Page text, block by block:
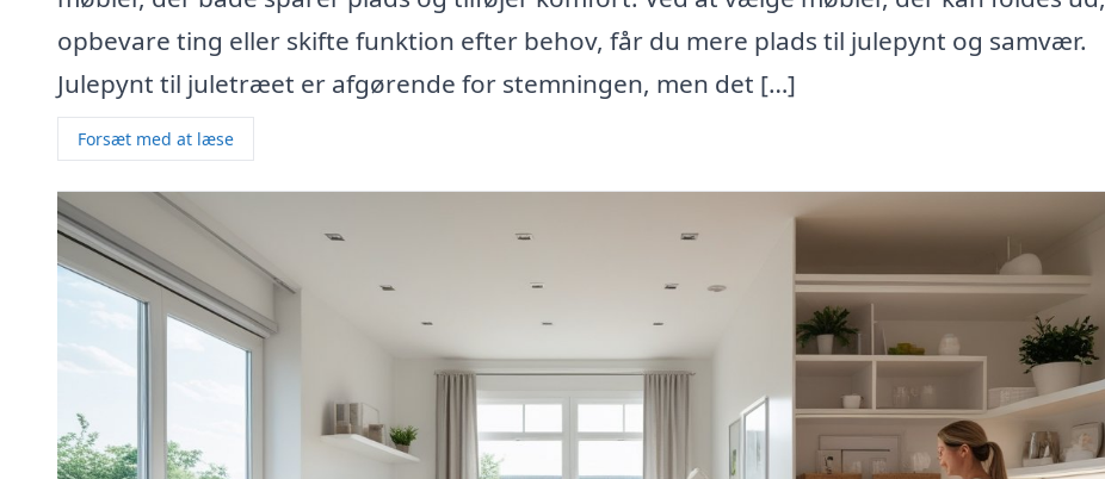
opbevare ting eller skifte funktion efter behov, får du mere plads til julepynt og samvær.
Julepynt til juletræet er afgørende for stemningen, men det […]
Forsæt med at læse